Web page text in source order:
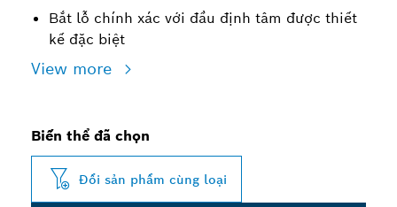
Bắt lỗ chính xác với đầu định tâm được thiết
kế đặc biệt
View more
Biến thể đã chọn
Đổi sản phẩm cùng loại